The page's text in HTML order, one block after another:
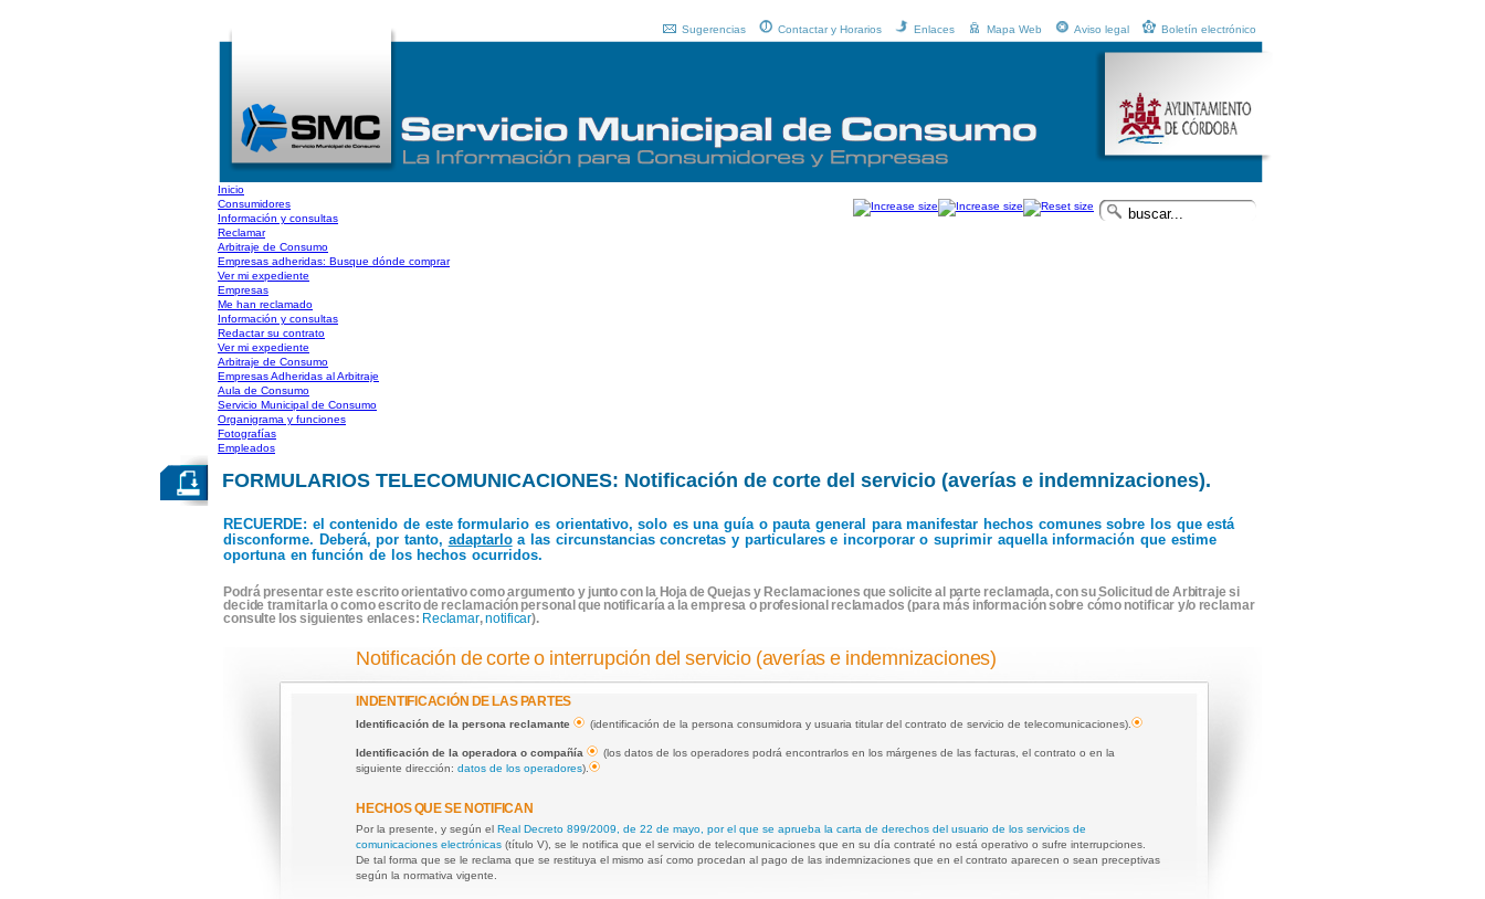
Boletín electrónico
Aviso legal
Mapa Web
Enlaces
Contactar y Horarios
Sugerencias
Inicio
Consumidores
Información y consultas
Reclamar
Arbitraje de Consumo
Empresas adheridas: Busque dónde comprar
Ver mi expediente
Empresas
Me han reclamado
Información y consultas
Redactar su contrato
Ver mi expediente
Arbitraje de Consumo
Empresas Adheridas al Arbitraje
Aula de Consumo
Servicio Municipal de Consumo
Organigrama y funciones
Fotografías
Empleados
FORMULARIOS TELECOMUNICACIONES: Notificación de corte del servicio (averías e indemnizaciones).
RECUERDE: el contenido de este formulario es orientativo, solo es una guía o pauta general para manifestar hechos comunes sobre los que está
disconforme. Deberá, por tanto, adaptarloa las circunstancias concretas y particulares e incorporar o suprimir aquella información que estime
oportuna en función de los hechos ocurridos.
Podrá presentar este escrito orientativo como argumento y junto con la Hoja de Quejas y Reclamaciones que solicite al parte reclamada, con su Solicitud de Arbitraje si
decide tramitarla o como escrito de reclamación personal que notificaría a la empresa o profesional reclamados (para más información sobre cómo notificar y/o reclamar
consulte los siguientes enlaces: Reclamar,notificar).
Notificación de corte o interrupción del servicio (averías e indemnizaciones)
INDENTIFICACIÓN DE LAS PARTES
Identificación de la persona reclamante (identificación de la persona consumidora y usuaria titular del contrato de servicio de telecomunicaciones).
Identificación de la operadora o compañía
(los datos de los operadores podrá encontrarlos en los márgenes de las facturas, el contrato o en la
siguiente dirección: datos de los operadores).
HECHOS QUE SE NOTIFICAN
Por la presente, y según el Real Decreto 899/2009, de 22 de mayo, por el que se aprueba la carta de derechos del usuario de los servicios de
comunicaciones electrónicas (título V), se le notifica que el servicio de telecomunicaciones que en su día contraté no está operativo o sufre interrupciones.
De tal forma que se le reclama que se restituya el mismo así como procedan al pago de las indemnizaciones que en el contrato aparecen o sean preceptivas
según la normativa vigente.